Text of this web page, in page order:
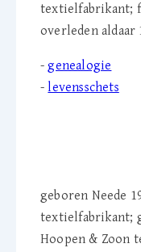
textielfabrikant;
overleden aldaar
-genealogie
-levensschets
geboren Neede
textielfabrikant;
Hoopen & Zoon